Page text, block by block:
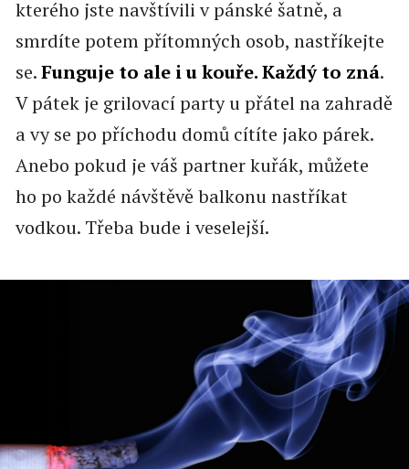
kterého jste navštívili v pánské šatně, a
smrdíte potem přítomných osob, nastříkejte
se.Funguje to ale i u kouře. Každý to zná.
V pátek je grilovací party u přátel na zahradě
a vy se po příchodu domů cítíte jako párek.
Anebo pokud je váš partner kuřák, můžete
ho po každé návštěvě balkonu nastříkat
vodkou. Třeba bude i veselejší.